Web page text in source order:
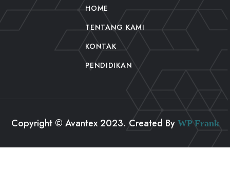
HOME
TENTANG KAMI
KONTAK
PENDIDIKAN
Copyright © Avantex 2023. Created By WP Frank